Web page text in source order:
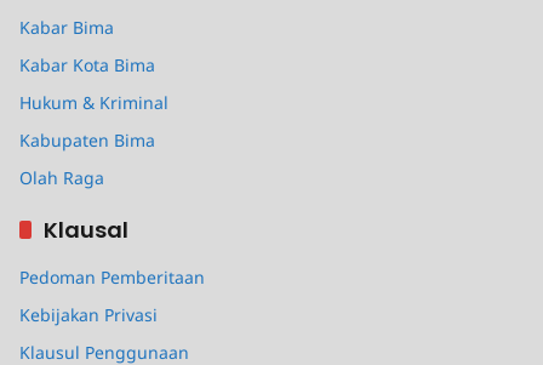
Kabar Bima
Kabar Kota Bima
Hukum & Kriminal
Kabupaten Bima
Olah Raga
Klausal
Pedoman Pemberitaan
Kebijakan Privasi
Klausul Penggunaan